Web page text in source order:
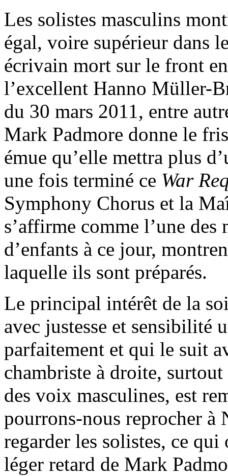
Les solistes masculins
égal, voire supérieur dans
écrivain mort sur le front
l’excellent Hanno Müller-
du 30 mars 2011, entre
Mark Padmore donne le
émue qu’elle mettra plus
une fois terminé ce War
Symphony Chorus et la
s’affirme comme l’une
d’enfants à ce jour,
laquelle ils sont préparés.
Le principal intérêt de la
avec justesse et sensibilité
parfaitement et qui le suit
chambriste à droite, surtout
des voix masculines, est
pourrons-nous reprocher à
regarder les solistes, ce
léger retard de Mark